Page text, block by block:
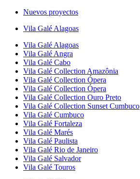
Nuevos proyectos
Vila Galé Alagoas
Vila Galé Alagoas
Vila Galé Angra
Vila Galé Cabo
Vila Galé Collection Amazônia
Vila Galé Collection Ópera
Vila Galé Collection Ópera
Vila Galé Collection Ouro Preto
Vila Galé Collection Sunset Cumbuco
Vila Galé Cumbuco
Vila Galé Fortaleza
Vila Galé Marés
Vila Galé Paulista
Vila Galé Rio de Janeiro
Vila Galé Salvador
Vila Galé Touros